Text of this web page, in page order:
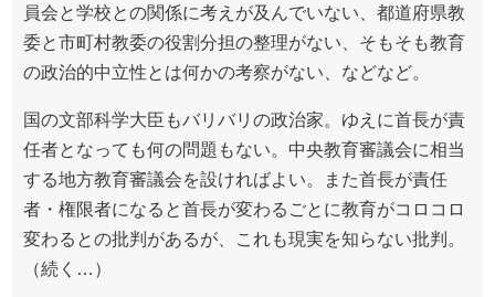
員会と学校との関係に考えが及んでいない、都道府県教
委と市町村教委の役割分担の整理がない、そもそも教育
の政治的中立性とは何かの考察がない、などなど。
国の文部科学大臣もバリバリの政治家。ゆえに首長が責
任者となっても何の問題もない。中央教育審議会に相当
する地方教育審議会を設ければよい。また首長が責任
者・権限者になると首長が変わるごとに教育がコロコロ
変わるとの批判があるが、これも現実を知らない批判。
（続く…）